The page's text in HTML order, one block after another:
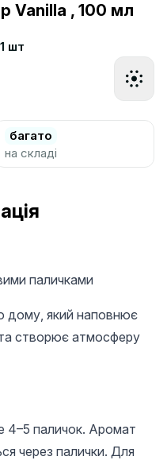
Vanilla , 100 мл
1 шт
багато
на складі
паличками
дому, який наповнює
створює атмосферу
4–5 паличок. Аромат
через палички. Для